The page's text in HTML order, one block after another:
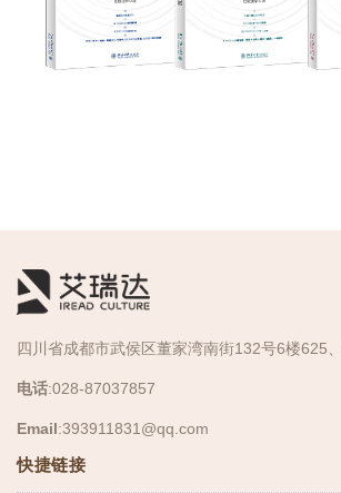
四川省成都市武侯区董家湾南街132号6楼625
电话:028-87037857
Email:393911831@qq.com
快捷链接